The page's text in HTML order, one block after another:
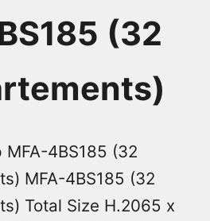
(32
4BS185 (32
MFA-4BS185 (32
Total Size H.2065 x